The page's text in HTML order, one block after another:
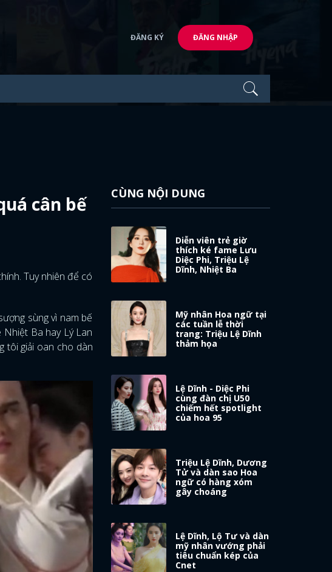
ĐĂNG KÝ ĐĂNG NHẬP
cân bế
Tuy nhiên để có
sùng vì nam bế
Ba hay Lý Lan
tôi giải oan cho dàn
CÙNG NỘI DUNG
Diễn viên trẻ giờ
thích ké fame Lưu
Diệc Phi, Triệu Lệ
Dĩnh, Nhiệt Ba
Mỹ nhân Hoa ngữ tại
các tuần lễ thời
trang: Triệu Lệ Dĩnh
thảm họa
Lệ Dĩnh - Diệc Phi
cùng đàn chị U50
chiếm hết spotlight
của hoa 95
Triệu Lệ Dĩnh, Dương
Tử và dàn sao Hoa
ngữ có hàng xóm
gây choáng
Lệ Dĩnh, Lộ Tư và dàn
mỹ nhân vướng phải
tiêu chuẩn kép của
Cnet